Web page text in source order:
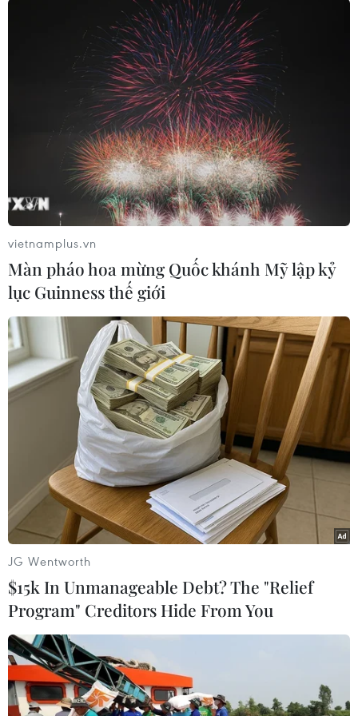
Ông Hứa Hồng Lượng cho biết đến nay, CNSA
đã ký hơn 170 thỏa thuận hợp tác hoặc biên bản
ghi nhớ với hơn 50 quốc gia, cơ quan vũ trụ và
tổ chức quốc tế, khẳng định nước này “chưa bao
giờ có bất kỳ văn bản, quy định hay điều khoản
nào hạn chế hợp tác giữa Trung Quốc và Mỹ,”
kêu gọi Washington bỏ “Điều khoản Wolf ,”
đồng thời nhấn mạnh mong muốn trao đổi và
hợp tác quốc tế sâu rộng hơn với các nước trên
thế giới./.
(TTXVN/Vietnam+)
#Trung Quốc-Mỹ
#Lĩnh vực không gian
#thám hiểm Mặt Trăng
Theo dõi VietnamPlus
vietnamplus.vn
Màn pháo hoa mừng Quốc khánh Mỹ lập kỷ
lục Guinness thế giới
JG Wentworth
$15k In Unmanageable Debt? The "Relief
Program" Creditors Hide From You